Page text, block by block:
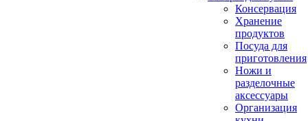
Консервация
Хранение
продуктов
Посуда для
приготовления
Ножи и
разделочные
аксессуары
Организация